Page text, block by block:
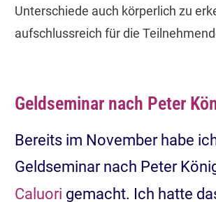
Unterschiede auch körperlich zu
aufschlussreich für die
Geldseminar nach Peter
Bereits im November habe
Geldseminar nach Peter
Caluori gemacht. Ich hatte